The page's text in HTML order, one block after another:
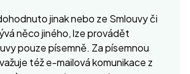
jinak nebo ze Smlouvy či
něco jiného, lze provádět
pouze písemně. Za písemnou
též e-mailová komunikace z